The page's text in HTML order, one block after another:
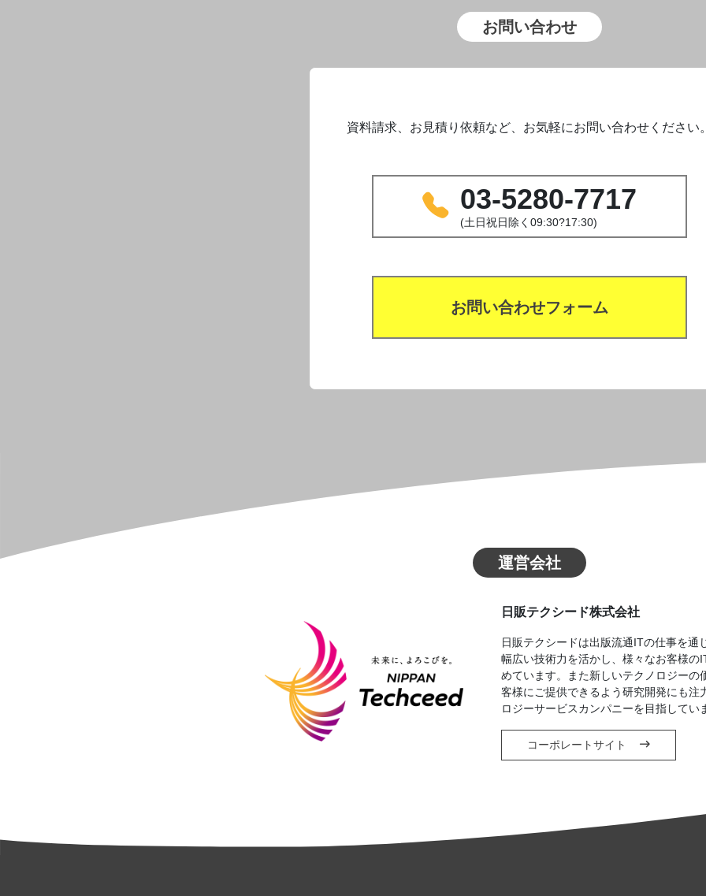
お問い合わせ
資料請求、お見積り依頼など、お気軽にお問い合わせください
03-5280-7717
(土日祝日除く09:30?17:30)
お問い合わせフォーム
運営会社
日販テクシード株式会社
日販テクシードは出版流通ITの仕事を通
幅広い技術力を活かし、様々なお客様の
めています。また新しいテクノロジーの
客様にご提供できるよう研究開発にも注
ロジーサービスカンパニーを目指してい
コーポレートサイト